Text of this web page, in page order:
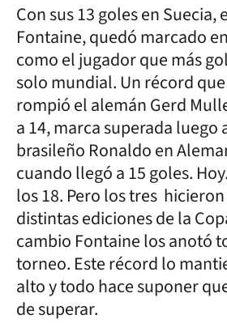
Con sus 13 goles en Suecia,
Fontaine, quedó marcado
como el jugador que más
solo mundial. Un récord
rompió el alemán Gerd
a 14, marca superada luego
brasileño Ronaldo en
cuando llegó a 15 goles.
los 18. Pero los tres
distintas ediciones de la
cambio Fontaine los anotó
torneo. Este récord lo
alto y todo hace suponer
de superar.